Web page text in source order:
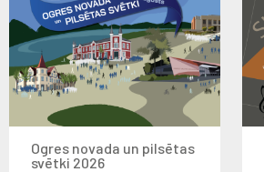
Ogres novada un pilsētas
svētki 2026